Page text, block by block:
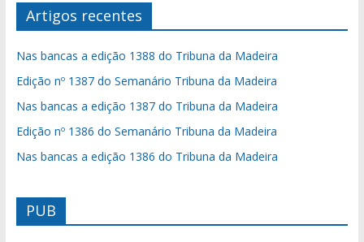
Artigos recentes
Nas bancas a edição 1388 do Tribuna da Madeira
Edição nº 1387 do Semanário Tribuna da Madeira
Nas bancas a edição 1387 do Tribuna da Madeira
Edição nº 1386 do Semanário Tribuna da Madeira
Nas bancas a edição 1386 do Tribuna da Madeira
PUB